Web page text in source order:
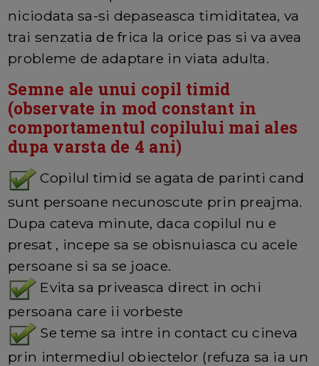
niciodata sa-si depaseasca timiditatea, va
trai senzatia de frica la orice pas si va avea
probleme de adaptare in viata adulta.
Semne ale unui copil timid
(observate in mod constant in
comportamentul copilului mai ales
dupa varsta de 4 ani)
Copilul timid se agata de parinti cand
sunt persoane necunoscute prin preajma.
Dupa cateva minute, daca copilul nu e
presat , incepe sa se obisnuiasca cu acele
persoane si sa se joace.
Evita sa priveasca direct in ochi
persoana care ii vorbeste
Se teme sa intre in contact cu cineva
prin intermediul obiectelor (refuza sa ia un